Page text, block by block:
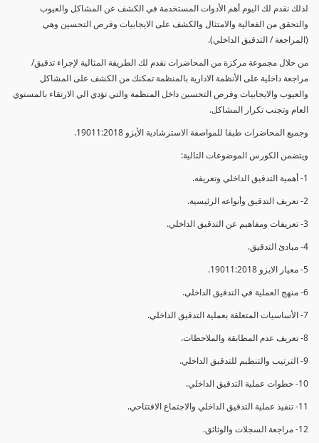
لذلك نقدم لك اليوم أهم الأدوات المستخدمة في الكشف عن المشاكل والعيوب
والتحقق من الفعالية والامتثال والكشف على الايجابيات وفرص التحسين وهي
(المراجعة / التدقيق الداخلي).
من خلال مجموعة مركزة من المحاضرات نقدم لك الطريقة المثالية لإجراء تدقيق/
مراجعة داخلية على الأنظمة الادارية بالمنظمة تمكنك من الكشف على المشاكل
والعيوب والايجابيات وفرص التحسين داخل المنظمة والتي تؤدي الي الارتقاء بالمستوي
العام وتجنب تكرار المشاكل.
وجميع المحاضرات طبقا للمواصفة الاسترشادية الأيزو 19011:2018.
ويتضمن الكورس الموضوعات التالية:
1- أهمية التدقيق الداخلي وتعريفه.
2- تعريف التدقيق وأنواعه الرئيسية.
3- تعريفات ومفاهيم عن التدقيق الداخلي.
4- مبادئ التدقيق.
5- معيار الايزو 19011:2018.
6- منهج العملية في التدقيق الداخلي.
7- الأساسيات المتعلقة بعملية التدقيق الداخلي.
8- تعريف عدم المطابقة والملاحظات.
9- الترتيب والتنظيم للتدقيق الداخلي.
10- خطوات عملية التدقيق الداخلي.
11- تنفيذ عملية التدقيق الداخلي والاجتماع الافتتاحي.
12- مراجعة السجلات والوثائق.